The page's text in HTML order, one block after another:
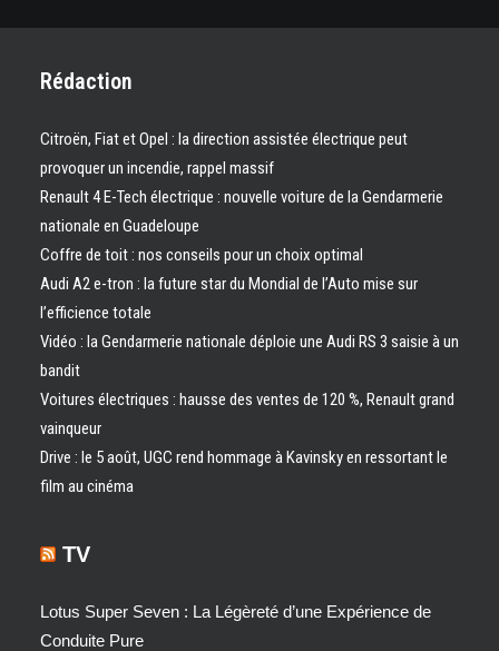
Rédaction
Citroën, Fiat et Opel : la direction assistée électrique peut
provoquer un incendie, rappel massif
Renault 4 E-Tech électrique : nouvelle voiture de la Gendarmerie
nationale en Guadeloupe
Coffre de toit : nos conseils pour un choix optimal
Audi A2 e-tron : la future star du Mondial de l’Auto mise sur
l’efficience totale
Vidéo : la Gendarmerie nationale déploie une Audi RS 3 saisie à un
bandit
Voitures électriques : hausse des ventes de 120 %, Renault grand
vainqueur
Drive : le 5 août, UGC rend hommage à Kavinsky en ressortant le
film au cinéma
TV
Lotus Super Seven : La Légèreté d’une Expérience de
Conduite Pure